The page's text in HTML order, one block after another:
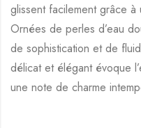
glissent facilement grâce
Ornées de perles d’eau
de sophistication et de
délicat et élégant évoque
une note de charme